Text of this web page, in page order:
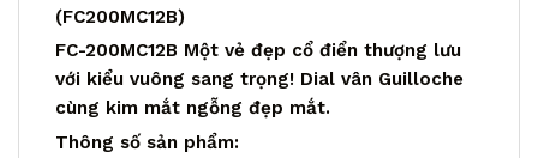
(FC200MC12B)
FC-200MC12B Một vẻ đẹp cổ điển thượng lưu
với kiểu vuông sang trọng! Dial vân Guilloche
cùng kim mắt ngỗng đẹp mắt.
Thông số sản phẩm: